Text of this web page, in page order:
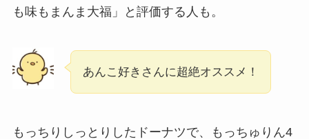
も味もまんま大福」と評価する人も。
あんこ好きさんに超絶オススメ！
もっちりしっとりしたドーナツで、もっちゅりん4